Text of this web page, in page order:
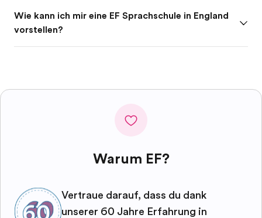
Wie kann ich mir eine EF Sprachschule in England
vorstellen?
Warum EF?
Vertraue darauf, dass du dank
unserer 60 Jahre Erfahrung in